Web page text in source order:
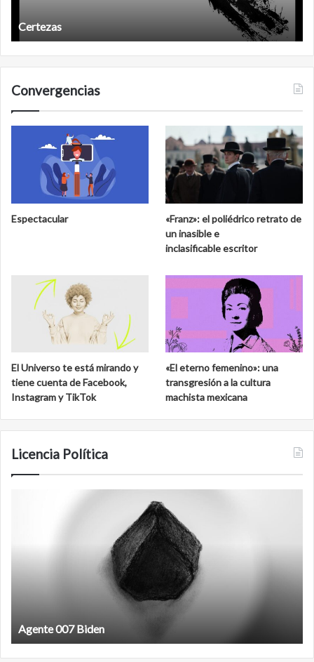
Convergencias
Espectacular
«Franz»: el poliédrico retrato de
un inasible e
inclasificable escritor
El Universo te está mirando y
tiene cuenta de Facebook,
Instagram y TikTok
«El eterno femenino»: una
transgresión a la cultura
machista mexicana
Licencia Política
antineoliberal
Film antineoliberal